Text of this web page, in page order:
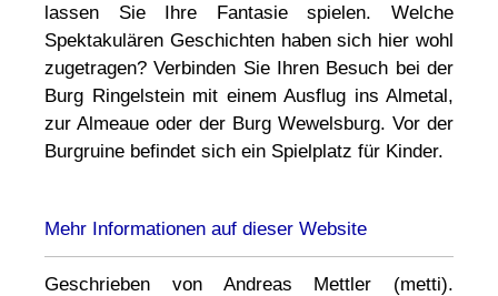
lassen Sie Ihre Fantasie spielen. Welche
Spektakulären Geschichten haben sich hier wohl
zugetragen? Verbinden Sie Ihren Besuch bei der
Burg Ringelstein mit einem Ausflug ins Almetal,
zur Almeaue oder der Burg Wewelsburg. Vor der
Burgruine befindet sich ein Spielplatz für Kinder.
Mehr Informationen auf dieser Website
Geschrieben von Andreas Mettler (metti).